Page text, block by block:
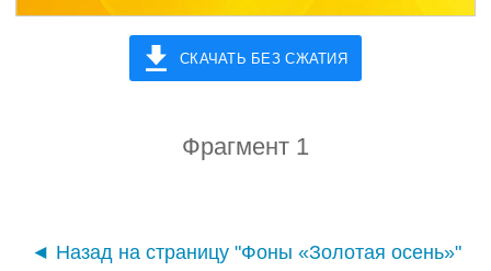
СКАЧАТЬ БЕЗ СЖАТИЯ
Фрагмент 1
◄ Назад на страницу "Фоны «Золотая осень»"